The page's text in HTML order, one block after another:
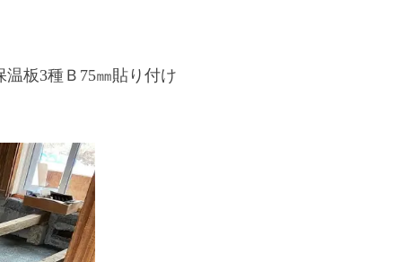
板3種Ｂ75㎜貼り付け